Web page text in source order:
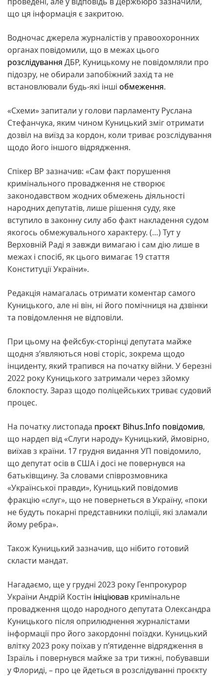
що ця інформація є закритою.
Водночас джерела журналістів у правоохоронних
органах повідомили, що в межах цього
розслідування ДБР, Куницькому не повідомляли про
підозру, не обирали запобіжний захід та не
встановлювали будь-які інші обмеження.
«Схеми» запитали у голови парламенту Руслана
Стефанчука, яким чином Куницький зміг отримати
дозвіл на виїзд за кордон, коли триває розслідування
щодо його іншого відрядження.
Спікер ВР зазначив: «Сам факт порушення
кримінального провадження не створює
законодавством жодних обмежень діяльності
народних депутатів, лише рішення суду, яке
вступило в законну силу або факт накладення судом
якогось обмежувального характеру. (…) Тут у
Верховній Раді я завжди вимагаю і сам дію лише в
межах і спосіб, як цього вимагає 19 стаття
Конституції України».
Редакція намагалась отримати коментар самого
Куницького, але ні він, ні його помічниця на дзвінки
та повідомлення не відповіли.
При цьому на фейсбук-сторінці депутата майже
щодня з’являються нові сторіс, зокрема щодо
інциденту, який трапився на початку війни. У березні
2022 року Куницького затримали через зйомку
блокпосту. Зараз щодо поліцейських триває судовий
процес.
На початку листопада проєкт Bihus.Info повідомив,
що нардеп від «Слуги народу» Куницький, ймовірно,
виїхав з країни. 17 грудня видання УП повідомило,
що депутат осів в США і досі не повернувся на
батьківщину. За словами співрозмовника
«Української правди», Куницький повідомив
фракцію «слуг», що не повернеться в Україну, «поки
не будуть покарні представники поліції, які зламали
йому ребра».
Також Куницький зазначив, що нібито готовий
скласти мандат.
Нагадаємо, ще у грудні 2023 року Генпрокурор
України Андрій Костін ініціював кримінальне
провадження щодо народного депутата Олександра
Куницького після оприлюднення журналістами
інформації про його закордонні поїздки. Куницький
влітку 2023 року поїхав у п’ятиденне відрядження в
Ізраїль і повернувся майже за три тижні, побувавши
у Флориді, – про це йдеться в розслідуванні проєкту